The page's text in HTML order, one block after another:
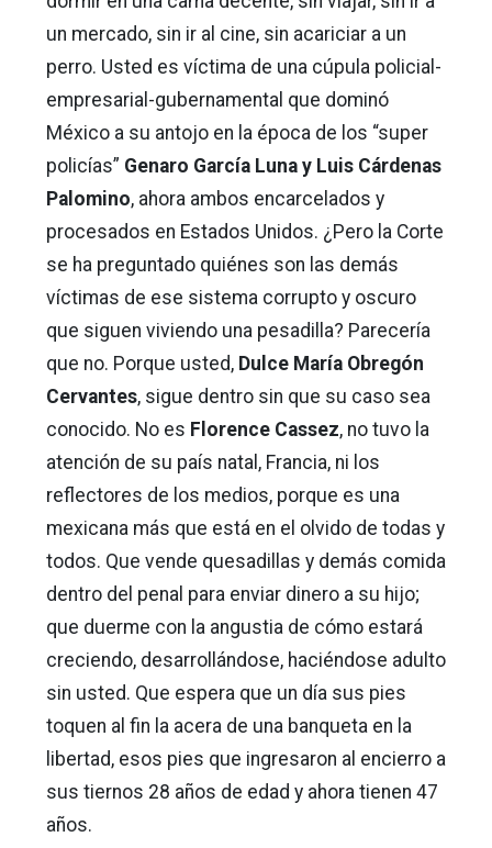
un mercado, sin ir al cine, sin acariciar a un
perro. Usted es víctima de una cúpula policial-
empresarial-gubernamental que dominó
México a su antojo en la época de los “super
policías” Genaro García Luna y Luis Cárdenas
Palomino, ahora ambos encarcelados y
procesados en Estados Unidos. ¿Pero la Corte
se ha preguntado quiénes son las demás
víctimas de ese sistema corrupto y oscuro
que siguen viviendo una pesadilla? Parecería
que no. Porque usted, Dulce María Obregón
Cervantes, sigue dentro sin que su caso sea
conocido. No es Florence Cassez, no tuvo la
atención de su país natal, Francia, ni los
reflectores de los medios, porque es una
mexicana más que está en el olvido de todas y
todos. Que vende quesadillas y demás comida
dentro del penal para enviar dinero a su hijo;
que duerme con la angustia de cómo estará
creciendo, desarrollándose, haciéndose adulto
sin usted. Que espera que un día sus pies
toquen al fin la acera de una banqueta en la
libertad, esos pies que ingresaron al encierro a
sus tiernos 28 años de edad y ahora tienen 47
años.